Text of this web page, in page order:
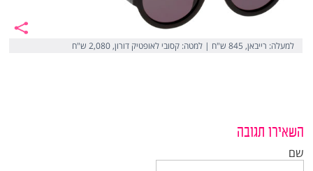
למעלה: רייבאן, 845 ש"ח | למטה: קסובי לאופטיק דורון, 2,080 ש"ח
השאירו תגובה
שם